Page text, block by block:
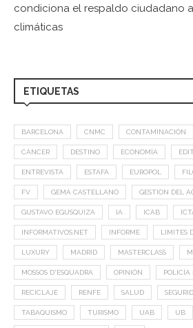
condiciona el respaldo ciudadano
climáticas
ETIQUETAS
BARCELONA CNMC CONTAMINACIÓN
CÁNCER DESTINO ECONOMÍA
ENTREVISTA ESTAFA EUROPOL
FV GEMA CASTELLANO GESTION DEL
GUSTAVO EGUSQUIZA IA ICAB
INFORMATIVOS.NET INFORME LIMITES
LUXURY MADRID MASTERCLASS
MOSSOS D'ESQUADRA OPINIÓN POLICÍA
RECICLAJE RENFE SALUD
TABAQUISMO TURISMO UAB UB